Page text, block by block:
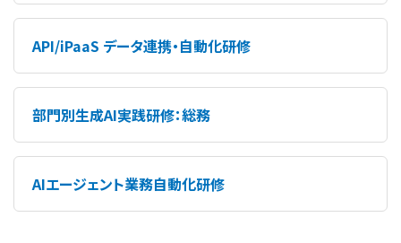
API/iPaaS データ連携・自動化研修
部門別生成AI実践研修：総務
AIエージェント業務自動化研修